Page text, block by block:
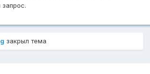
закрыл тема